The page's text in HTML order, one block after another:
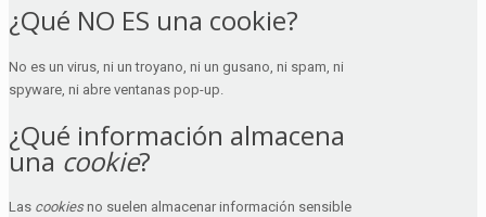
¿Qué NO ES una cookie?
No es un virus, ni un troyano, ni un gusano, ni spam, ni
spyware, ni abre ventanas pop-up.
¿Qué información almacena
una cookie?
Las cookiesno suelen almacenar información sensible